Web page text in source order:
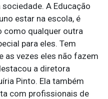
A Educação
estar na escola, é
como qualquer outra
para eles. Tem
as vezes eles não fazem
a diretora
Pinto. Ela também
com profissionais de